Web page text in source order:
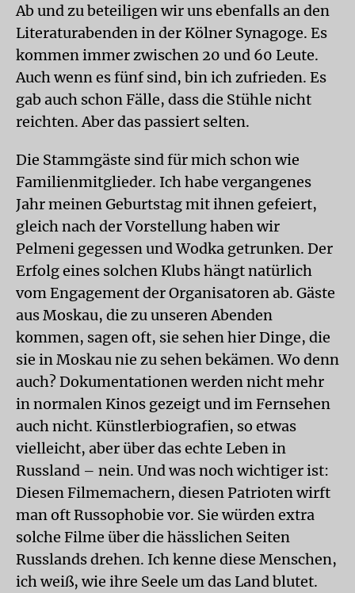
Ab und zu beteiligen wir uns ebenfalls an den
Literaturabenden in der Kölner Synagoge. Es
kommen immer zwischen 20 und 60 Leute.
Auch wenn es fünf sind, bin ich zufrieden. Es
gab auch schon Fälle, dass die Stühle nicht
reichten. Aber das passiert selten.
Die Stammgäste sind für mich schon wie
Familienmitglieder. Ich habe vergangenes
Jahr meinen Geburtstag mit ihnen gefeiert,
gleich nach der Vorstellung haben wir
Pelmeni gegessen und Wodka getrunken. Der
Erfolg eines solchen Klubs hängt natürlich
vom Engagement der Organisatoren ab. Gäste
aus Moskau, die zu unseren Abenden
kommen, sagen oft, sie sehen hier Dinge, die
sie in Moskau nie zu sehen bekämen. Wo denn
auch? Dokumentationen werden nicht mehr
in normalen Kinos gezeigt und im Fernsehen
auch nicht. Künstlerbiografien, so etwas
vielleicht, aber über das echte Leben in
Russland – nein. Und was noch wichtiger ist:
Diesen Filmemachern, diesen Patrioten wirft
man oft Russophobie vor. Sie würden extra
solche Filme über die hässlichen Seiten
Russlands drehen. Ich kenne diese Menschen,
ich weiß, wie ihre Seele um das Land blutet.